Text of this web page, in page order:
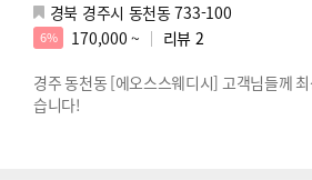
경북 경주시 동천동 733-100
6% 170,000 ~ 리뷰 2
경주 동천동 [에오스스웨디시] 고객님들께
습니다!